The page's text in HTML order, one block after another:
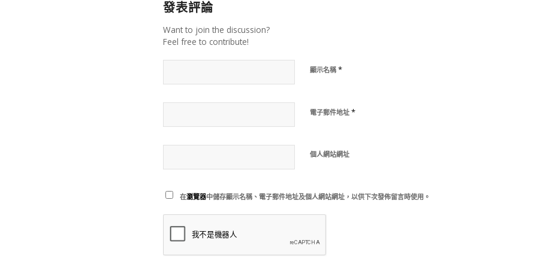
發表評論
Want to join the discussion?
Feel free to contribute!
顯示名稱 *
電子郵件地址 *
個人網站網址
在瀏覽器中儲存顯示名稱、電子郵件地址及個人網站網址，以供下次發佈留言時使用。